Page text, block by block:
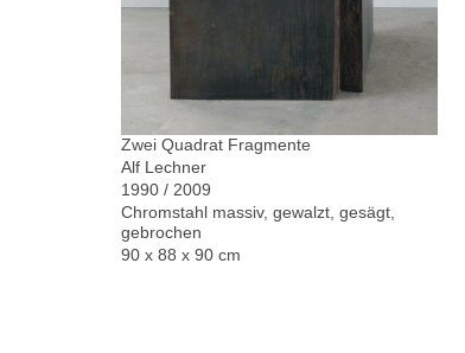
Zwei Quadrat Fragmente
Alf Lechner
1990 / 2009
Chromstahl massiv, gewalzt, gesägt,
gebrochen
90 x 88 x 90 cm